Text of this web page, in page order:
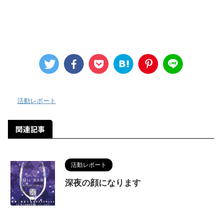
活動レポート
関連記事
活動レポート
深夜の顔になります